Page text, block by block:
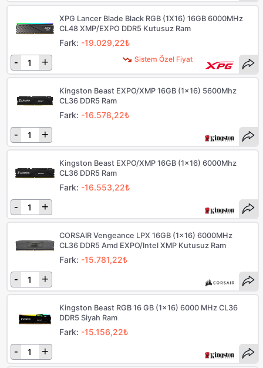
Sistem Özel Fiyat
XPG Lancer Blade Black RGB (1X16) 16GB 6000MHz
CL48 XMP/EXPO DDR5 Kutusuz Ram
Fark: -19.029,22₺
- +
Kingston Beast EXPO/XMP 16GB (1x16) 5600Mhz
CL36 DDR5 Ram
Fark: -16.578,22₺
- +
Kingston Beast EXPO/XMP 16GB (1x16) 6000Mhz
CL36 DDR5 Ram
Fark: -16.553,22₺
- +
CORSAIR Vengeance LPX 16GB (1x16) 6000MHz
CL36 DDR5 Amd EXPO/Intel XMP Kutusuz Ram
Fark: -15.781,22₺
- +
Kingston Beast RGB 16 GB (1x16) 6000 MHz CL36
DDR5 Siyah Ram
Fark: -15.156,22₺
- +